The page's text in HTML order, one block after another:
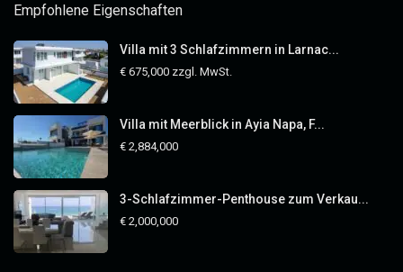
Empfohlene Eigenschaften
Villa mit 3 Schlafzimmern in Larnac...
€ 675,000 zzgl. MwSt.
Villa mit Meerblick in Ayia Napa, F...
€ 2,884,000
3-Schlafzimmer-Penthouse zum Verkau...
€ 2,000,000